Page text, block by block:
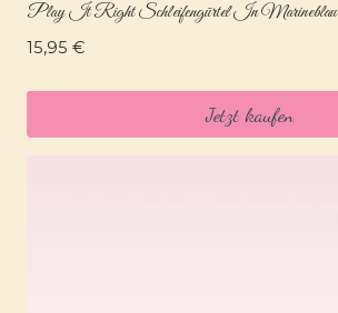
Play It Right Schleifengürtel In Marineblau
15,95 €
Jetzt kaufen